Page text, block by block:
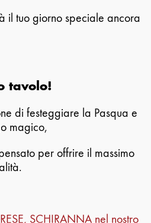
il tuo giorno speciale ancora
tavolo!
di festeggiare la Pasqua e
magico,
per offrire il massimo
SCHIRANNA nel nostro